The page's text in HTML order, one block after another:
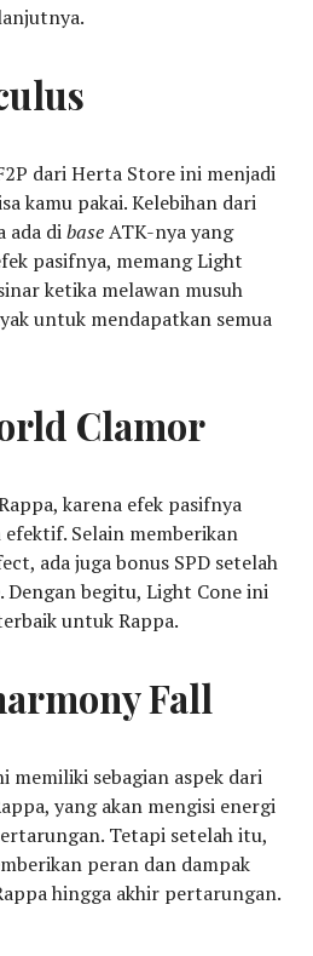
dari Herta Store ini menjadi
kamu pakai. Kelebihan dari
ada dibaseATK-nya yang
pasifnya, memang Light
ketika melawan musuh
untuk mendapatkan semua
Clamor
karena efek pasifnya
Selain memberikan
ada juga bonus SPD setelah
begitu, Light Cone ini
untuk Rappa.
Fall
memiliki sebagian aspek dari
yang akan mengisi energi
Tetapi setelah itu,
peran dan dampak
hingga akhir pertarungan.